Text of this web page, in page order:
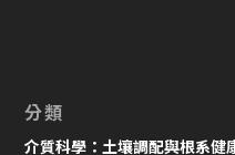
分類
介質科學：土壤調配與根系健